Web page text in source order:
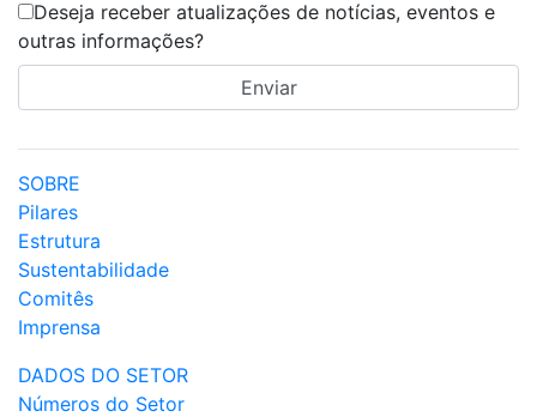
Deseja receber atualizações de notícias, eventos e
outras informações?
SOBRE
Pilares
Estrutura
Sustentabilidade
Comitês
Imprensa
DADOS DO SETOR
Números do Setor